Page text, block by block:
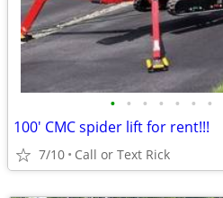
• • • • • • •
100' CMC spider lift for rent!!!
7/10 Call or Text Rick